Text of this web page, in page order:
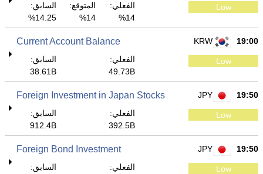
Low
الفعلي:
14%
المتوقع:
14%
السابق:
14.25%
19:00
KRW
Current Account Balance
Low
الفعلي:
49.73B
السابق:
38.61B
19:50
JPY
Foreign Investment in Japan Stocks
Low
الفعلي:
392.5B
السابق:
912.4B
19:50
JPY
Foreign Bond Investment
Low
الفعلي:
السابق: